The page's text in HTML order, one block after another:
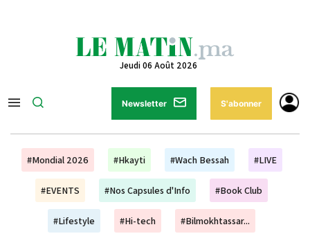
Jeudi 06 Août 2026
Newsletter S'abonner
#Mondial 2026 #Hkayti #Wach Bessah #LIVE
#EVENTS #Nos Capsules d'Info #Book Club
#Lifestyle #Hi-tech #Bilmokhtassar...